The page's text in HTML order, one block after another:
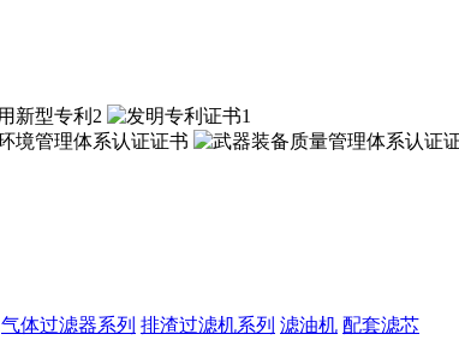
气体过滤器系列 排渣过滤机系列 滤油机 配套滤芯